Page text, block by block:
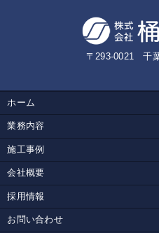
〒293-0021 千
ホーム
業務内容
施工事例
会社概要
採用情報
お問い合わせ